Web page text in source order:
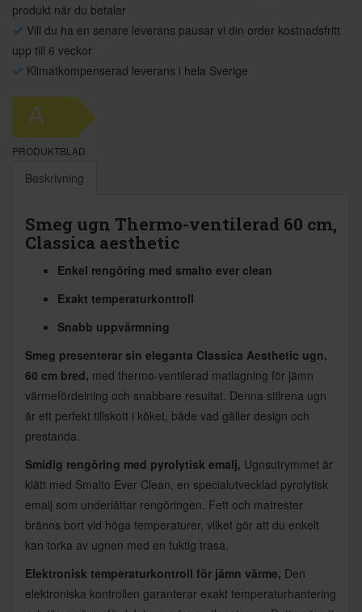
produkt när du betalar
Vill du ha en senare leverans pausar vi din order kostnadsfritt
upp till 6 veckor
Klimatkompenserad leverans i hela Sverige
A
PRODUKTBLAD
Beskrivning
Smeg ugn Thermo-ventilerad 60 cm,
Classica aesthetic
Enkel rengöring med smalto ever clean
Exakt temperaturkontroll
Snabb uppvärmning
Smeg presenterar sin eleganta Classica Aesthetic ugn,
60 cm bred, med thermo-ventilerad matlagning för jämn
värmefördelning och snabbare resultat. Denna stilrena ugn
är ett perfekt tillskott i köket, både vad gäller design och
prestanda.
Smidig rengöring med pyrolytisk emalj, Ugnsutrymmet är
klätt med Smalto Ever Clean, en specialutvecklad pyrolytisk
emalj som underlättar rengöringen. Fett och matrester
bränns bort vid höga temperaturer, vilket gör att du enkelt
kan torka av ugnen med en fuktig trasa.
Elektronisk temperaturkontroll för jämn värme, Den
elektroniska kontrollen garanterar exakt temperaturhantering